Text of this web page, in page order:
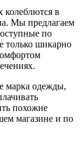
в
Мы предлагаем
по
только шикарно
марка одежды,
похожие
магазине и по